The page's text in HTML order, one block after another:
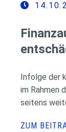
Infolge der
im Rahmen
seitens
ZUM